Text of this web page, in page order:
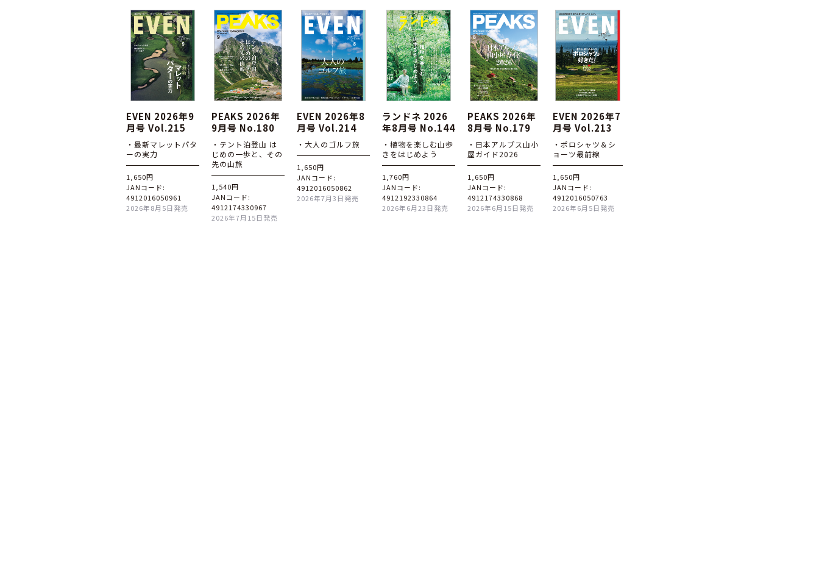
EVEN 2026年9
月号 Vol.215
・最新マレットパタ
ーの実力
1,650円
JANコード:
4912016050961
2026年8月5日発売
PEAKS 2026年
9月号 No.180
・テント泊登山 は
じめの一歩と、その
先の山旅
1,540円
JANコード:
4912174330967
2026年7月15日発売
EVEN 2026年8
月号 Vol.214
・大人のゴルフ旅
1,650円
JANコード:
4912016050862
2026年7月3日発売
ランドネ 2026
年8月号 No.144
・植物を楽しむ山歩
きをはじめよう
1,760円
JANコード:
4912192330864
2026年6月23日発売
PEAKS 2026年
8月号 No.179
・日本アルプス山小
屋ガイド2026
1,650円
JANコード:
4912174330868
2026年6月15日発売
EVEN 2026年7
月号 Vol.213
・ポロシャツ＆シ
ョーツ最前線
1,650円
JANコード:
4912016050763
2026年6月5日発売